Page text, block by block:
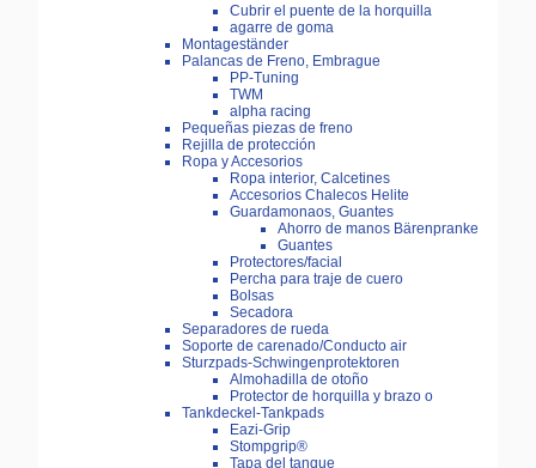
Cubrir el puente de la horquilla
agarre de goma
Montageständer
Palancas de Freno, Embrague
PP-Tuning
TWM
alpha racing
Pequeñas piezas de freno
Rejilla de protección
Ropa y Accesorios
Ropa interior, Calcetines
Accesorios Chalecos Helite
Guardamonaos, Guantes
Ahorro de manos Bärenpranke
Guantes
Protectores/facial
Percha para traje de cuero
Bolsas
Secadora
Separadores de rueda
Soporte de carenado/Conducto air
Sturzpads-Schwingenprotektoren
Almohadilla de otoño
Protector de horquilla y brazo o
Tankdeckel-Tankpads
Eazi-Grip
Stompgrip®
Tapa del tanque